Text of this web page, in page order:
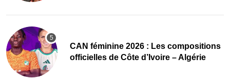
‎CAN féminine 2026 : Les compositions
officielles de Côte d’Ivoire – Algérie